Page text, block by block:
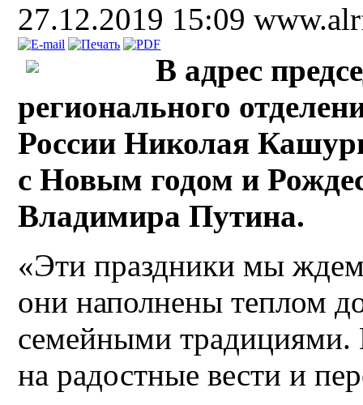
27.12.2019 15:09
В адрес
регионального
России Николая
с Новым годом и
Владимира Путина.
«Эти праздники мы
они наполнены теплом
семейными традициями.
на радостные вести и